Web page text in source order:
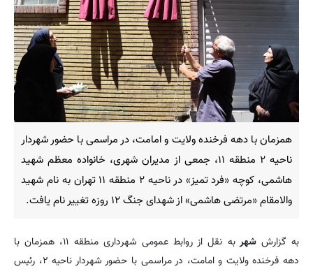
همزمان با دهه فرخنده ولایت و امامت، در مراسمی با حضور شهردار
ناحیه ۲ منطقه ۱۱، جمعی از مدیران شهری، خانواده معظم شهید
هاشمی، کوچه «فرد تمیز» در ناحیه ۲ منطقه ۱۱ تهران به نام شهید
والامقام «مرتضی هاشمی» از شهدای جنگ ۱۲ روزه تغییر نام یافت.
به گزارششهر
به نقل از روابط عمومی شهرداری منطقه ۱۱، همزمان با
دهه فرخنده ولایت و امامت، در مراسمی با حضور شهردار ناحیه ۲، رئیس